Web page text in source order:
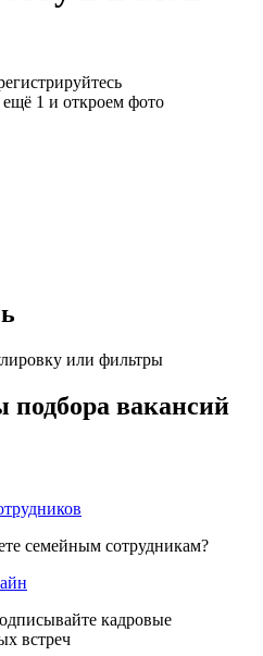
1 и откроем фото
или фильтры
вакансий
семейным сотрудникам?
кадровые
встреч